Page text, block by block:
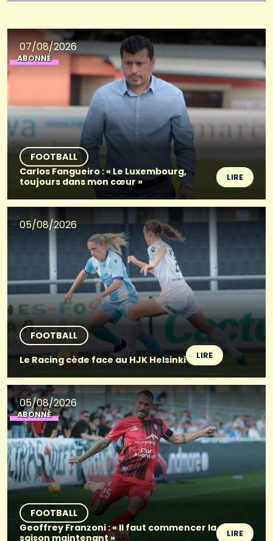
07/08/2026
ABONNÉ
FOOTBALL
Carlos Fangueiro : « Le Luxembourg,
toujours dans mon cœur »
LIRE
05/08/2026
FOOTBALL
Le Racing cède face au HJK Helsinki
LIRE
05/08/2026
ABONNÉ
FOOTBALL
Geoffrey Franzoni : « Il faut commencer la
saison maintenant »
LIRE